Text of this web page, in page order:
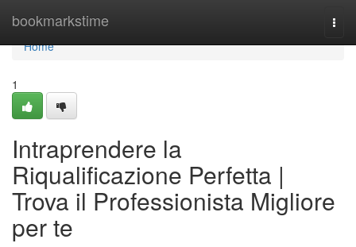
bookmarkstime
Home
Home
1
Intraprendere la
Riqualificazione Perfetta |
Trova il Professionista Migliore
per te